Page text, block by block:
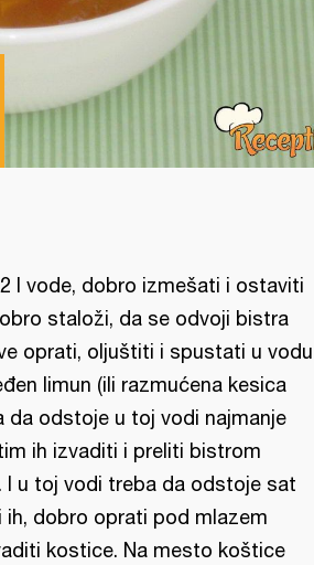
l vode, dobro izmešati i ostaviti
staloži, da se odvoji bistra
oprati, oljuštiti i spustati u vodu
limun (ili razmućena kesica
da odstoje u toj vodi najmanje
ih izvaditi i preliti bistrom
I u toj vodi treba da odstoje sat
ih, dobro oprati pod mlazem
kostice. Na mesto koštice